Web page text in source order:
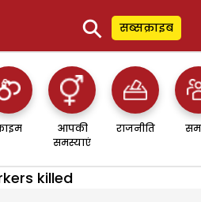
⚲ सब्सक्राइब
आपकी
समस्याएं
राजनीति
killed